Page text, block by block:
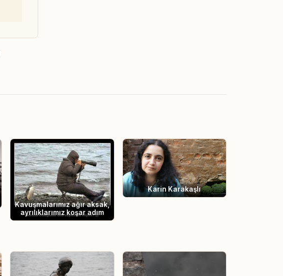
Kavuşmalarımız ağır aksak,
ayrılıklarımız koşar adım
Karin Karakaşlı